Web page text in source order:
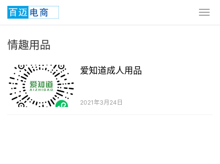
情趣用品
爱知道成人用品
2021年3月24日